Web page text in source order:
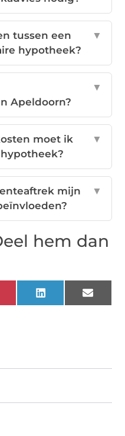
tussen een
hypotheek?
▼
Apeldoorn?
▼
moet ik
▼
mijn
▼
hem dan
LinkedIn Email